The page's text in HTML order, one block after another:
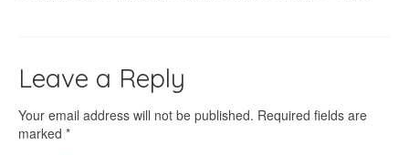
Leave a Reply
Your email address will not be published. Required fields are
marked *